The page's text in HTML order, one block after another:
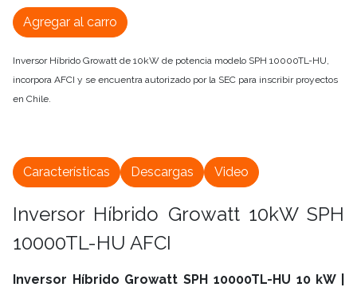
Agregar al carro
Inversor Híbrido Growatt de 10kW de potencia modelo SPH 10000TL-HU,
incorpora AFCI y se encuentra autorizado por la SEC para inscribir proyectos
en Chile.
Inversor Híbrido Growatt 10kW SPH
10000TL-HU AFCI
Inversor Híbrido Growatt SPH 10000TL-HU 10 kW |
Características Descargas Video